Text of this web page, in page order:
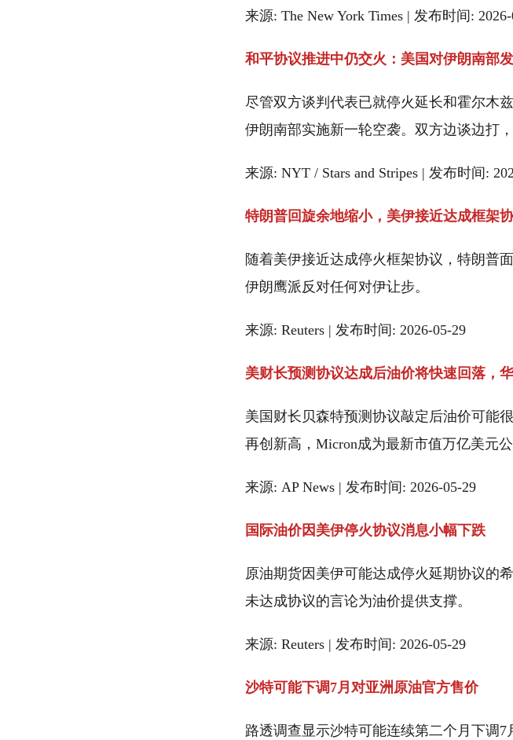
来源: The New York Times | 发布时间:
和平协议推进中仍交火：美国对伊朗南部
尽管双方谈判代表已就停火延长和霍尔木
伊朗南部实施新一轮空袭。双方边谈边打，
来源: NYT / Stars and Stripes | 发布时间:
特朗普回旋余地缩小，美伊接近达成框架
随着美伊接近达成停火框架协议，特朗普
伊朗鹰派反对任何对伊让步。
来源: Reuters | 发布时间: 2026-05-29
美财长预测协议达成后油价将快速回落，
美国财长贝森特预测协议敲定后油价可能
再创新高，Micron成为最新市值万亿美元公
来源: AP News | 发布时间: 2026-05-29
国际油价因美伊停火协议消息小幅下跌
原油期货因美伊可能达成停火延期协议的
未达成协议的言论为油价提供支撑。
来源: Reuters | 发布时间: 2026-05-29
沙特可能下调7月对亚洲原油官方售价
路透调查显示沙特可能连续第二个月下调